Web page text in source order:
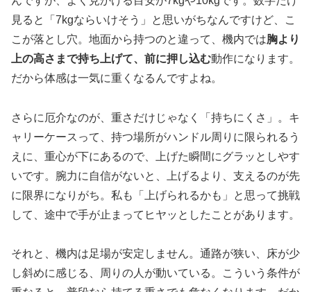
見ると「7kgならいけそう」と思いがちなんですけど、こ
こが落とし穴。地面から持つのと違って、機内では胸より
上の高さまで持ち上げて、前に押し込む動作になります。
だから体感は一気に重くなるんですよね。
さらに厄介なのが、重さだけじゃなく「持ちにくさ」。キ
ャリーケースって、持つ場所がハンドル周りに限られるう
えに、重心が下にあるので、上げた瞬間にグラッとしやす
いです。腕力に自信がないと、上げるより、支えるのが先
に限界になりがち。私も「上げられるかも」と思って挑戦
して、途中で手が止まってヒヤッとしたことがあります。
それと、機内は足場が安定しません。通路が狭い、床が少
し斜めに感じる、周りの人が動いている。こういう条件が